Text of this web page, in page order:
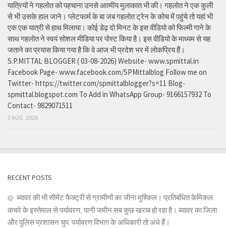
यात्रियों ने गहलोत को पहचाना उनसे आत्मीय मुलाकात भी की। गहलोत ने एक कुली
से भी उसके हाल जाने। प्लेटफार्म के बा जब गहलोत ट्रेन के कोच में पहुंचे तो यहां भी
एक एक यात्री से हाथ मिलाया। कोई डेढ़ दो मिनट के इस वीडियो को फिल्मी गाने के
साथ गहलोत ने स्वयं सोशल मीडिया पर पोस्ट किया है। इस वीडियो के माध्यम से यह
जताने का प्रयास किया गया है कि वे आज भी प्रदेश भर में लोकप्रिय हैं।
S.P.MITTAL BLOGGER ( 03-08-2026) Website- www.spmittal.in
Facebook Page- www.facebook.com/SPMittalblog Follow me on
Twitter- https://twitter.com/spmittalblogger?s=11 Blog-
spmittal.blogspot.com To Add in WhatsApp Group- 9166157932 To
Contact- 9829071511
3 AUG, 2026
RECENT POSTS
ब्यावर की भी सीमेंट फैक्ट्री से ग्रामीणों का जीना मुश्किल। प्रतिबंधित केमिकल
कचरे के इस्तेमाल से पर्यावरण, पानी जमीन सब कुछ खराब हो रहा है। ब्यावर का जिला
और पुलिस प्रशासन चुप: पर्यावरण विभाग के अधिकारी तो अंधे हैं।